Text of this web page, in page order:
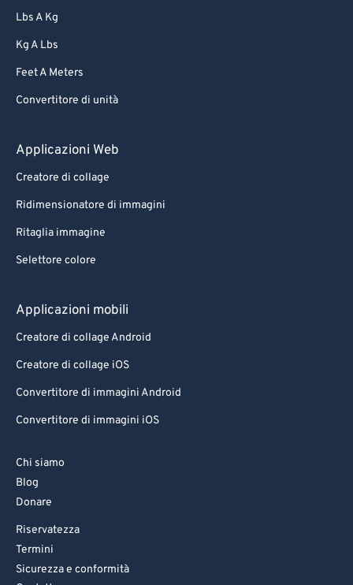
Lbs A Kg
Kg A Lbs
Feet A Meters
Convertitore di unità
Applicazioni Web
Creatore di collage
Ridimensionatore di immagini
Ritaglia immagine
Selettore colore
Applicazioni mobili
Creatore di collage Android
Creatore di collage iOS
Convertitore di immagini Android
Convertitore di immagini iOS
Chi siamo
Blog
Donare
Riservatezza
Termini
Sicurezza e conformità